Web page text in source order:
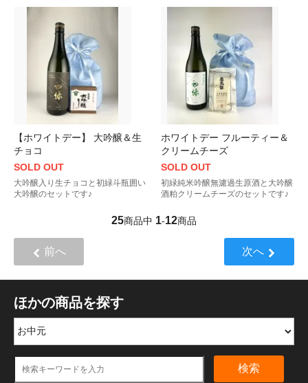
【ホワイトデー】 大吟醸＆生
チョコ
SOLD OUT
大吟醸入り生チョコと初緑斗瓶囲い
大吟醸のセットです♪
ホワイトデー フルーティー＆
クリームチーズ
SOLD OUT
初緑純米吟醸無濾過生原酒と大吟醸
酒粕クリームチーズのセットです♪
25商品中 1-12商品
前へ 次へ
ほかの商品を探す
検索